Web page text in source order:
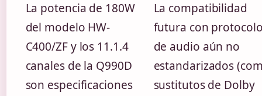
La potencia de 180W
del modelo HW-
C400/ZF y los 11.1.4
canales de la Q990D
son especificaciones
La compatibilidad
futura con
de audio aún no
estandarizados
sustitutos de Dolby